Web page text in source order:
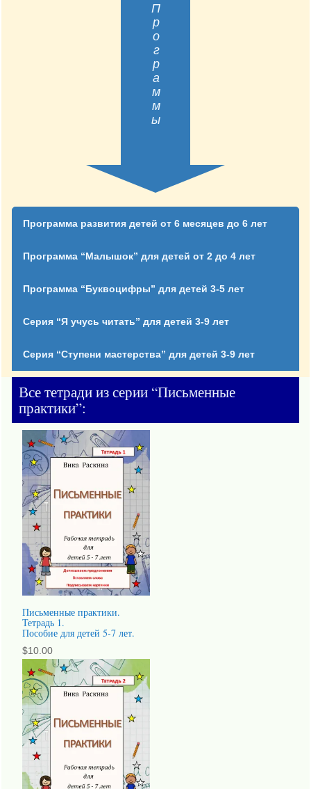
Программы
Программа развития детей от 6 месяцев до 6 лет
Программа “Малышок” для детей от 2 до 4 лет
Программа “Буквоцифры” для детей 3-5 лет
Серия “Я учусь читать” для детей 3-9 лет
Серия “Ступени мастерства” для детей 3-9 лет
Все тетради из серии “Письменные
практики”:
Письменные практики.
Тетрадь 1.
Пособие для детей 5-7 лет.
$10.00